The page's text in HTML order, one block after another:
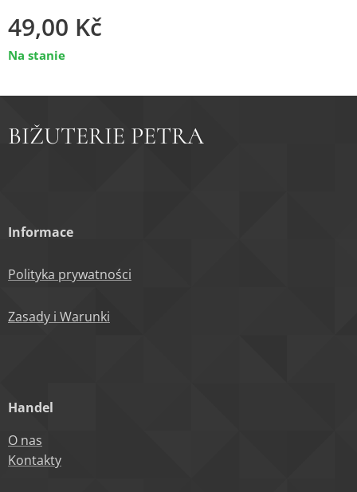
49,00 Kč
Na stanie
BIŽUTERIE PETRA
Informace
Polityka prywatności
Zasady i Warunki
Handel
O nas
Kontakty